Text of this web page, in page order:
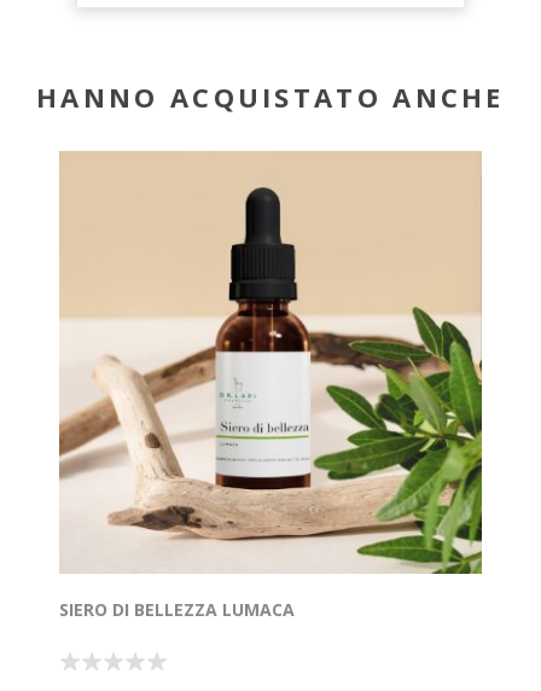
HANNO ACQUISTATO ANCHE
SIERO DI BELLEZZA LUMACA